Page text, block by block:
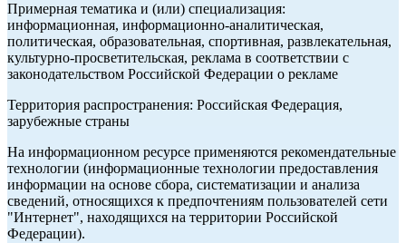
Примерная тематика и (или) специализация:
информационная, информационно-аналитическая,
политическая, образовательная, спортивная, развлекательная,
культурно-просветительская, реклама в соответствии с
законодательством Российской Федерации о рекламе
Территория распространения: Российская Федерация,
зарубежные страны
На информационном ресурсе применяются рекомендательные
технологии (информационные технологии предоставления
информации на основе сбора, систематизации и анализа
сведений, относящихся к предпочтениям пользователей сети
"Интернет", находящихся на территории Российской
Федерации).